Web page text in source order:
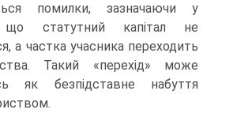
помилки, зазначаючи у
що статутний капітал не
а частка учасника переходить
Такий «перехід» може
як безпідставне набуття